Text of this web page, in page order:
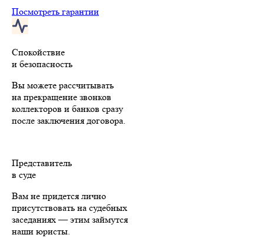
Посмотреть гарантии
Спокойствие
и безопасность
Вы можете рассчитывать
на прекращение звонков
коллекторов и банков сразу
после заключения договора.
Представитель
в суде
Вам не придется лично
присутствовать на судебных
заседаниях — этим займутся
наши юристы.